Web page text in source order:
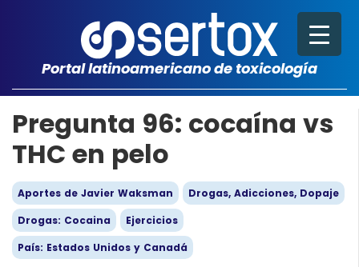
Portal latinoamericano de toxicología
Pregunta 96: cocaína vs
THC en pelo
Aportes de Javier Waksman
Drogas, Adicciones, Dopaje
Drogas: Cocaina
Ejercicios
País: Estados Unidos y Canadá